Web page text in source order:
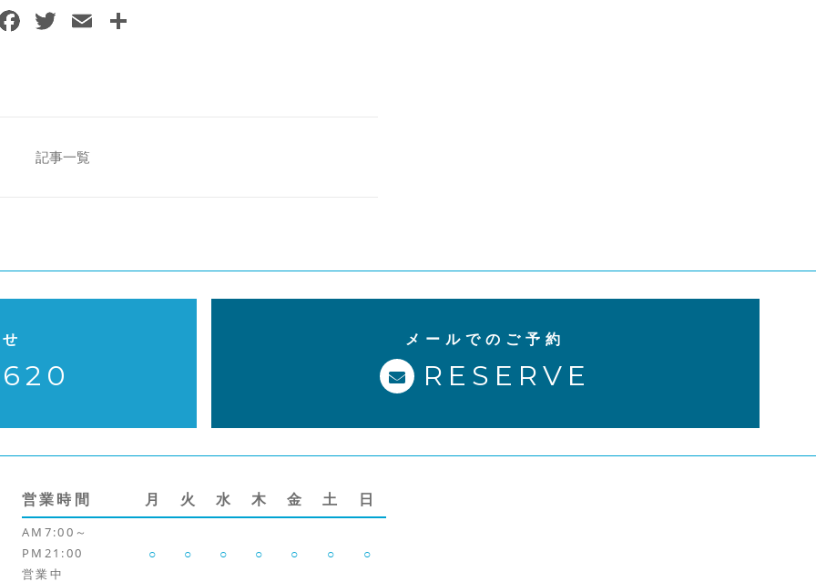
F
o
T E
記事一覧
メールでのご予約
RESERVE
営業時間 月 火 水 木 金 土 日
AM7:00～
PM21:00
営業中
○ ○ ○ ○ ○ ○ ○